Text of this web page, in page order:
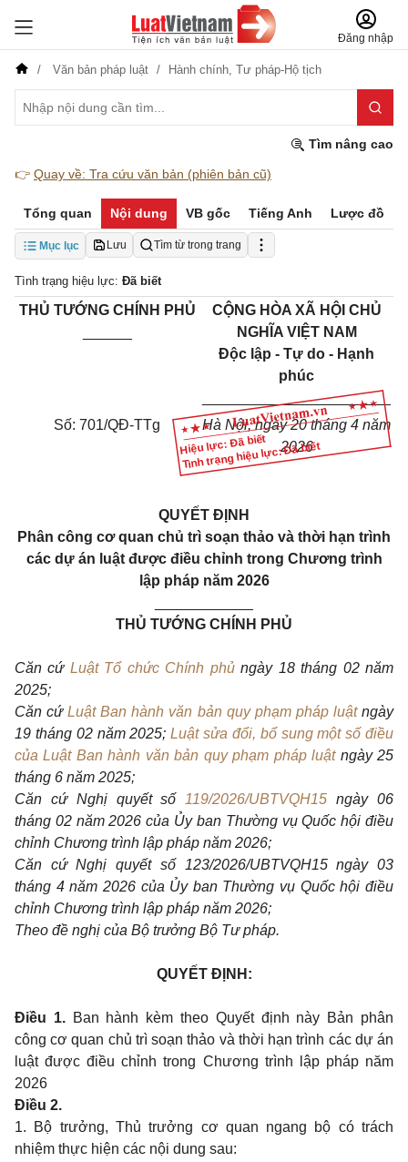
Đăng nhập
Văn bản pháp luật Hành chính, Tư pháp-Hộ tịch
Tìm nâng cao
👉 Quay về: Tra cứu văn bản (phiên bản cũ)
Tổng quan Nội dung VB gốc Tiếng Anh Lược đồ
Mục lục Lưu Tìm từ trong trang
Tình trạng hiệu lực: Đã biết
Hiệu lực: Đã biết
Tình trạng hiệu lực: Đã biết
THỦ TƯỚNG CHÍNH PHỦ
CỘNG HÒA XÃ HỘI CHỦ
NGHĨA VIỆT NAM
Độc lập - Tự do - Hạnh
phúc
_______________________
Số: 701/QĐ-TTg
Hà Nội, ngày 20 tháng 4 năm
2026
QUYẾT ĐỊNH
Phân công cơ quan chủ trì soạn thảo và thời hạn trình
các dự án luật được điều chỉnh trong Chương trình
lập pháp năm 2026
THỦ TƯỚNG CHÍNH PHỦ
Căn cứ Luật Tổ chức Chính phủngày 18 tháng 02 năm
2025;
Căn cứLuật Ban hành văn bản quy phạm pháp luậtngày
19 tháng 02 năm 2025; Luật sửa đổi, bổ sung một số điều
của Luật Ban hành văn bản quy phạm pháp luật ngày 25
tháng 6 năm 2025;
Căn cứ Nghị quyết số 119/2026/UBTVQH15 ngày 06
tháng 02 năm 2026 của Ủy ban Thường vụ Quốc hội điều
chỉnh Chương trình lập pháp năm 2026;
Căn cứ Nghị quyết số 123/2026/UBTVQH15 ngày 03
tháng 4 năm 2026 của Ủy ban Thường vụ Quốc hội điều
chỉnh Chương trình lập pháp năm 2026;
Theo đề nghị của Bộ trưởng Bộ Tư pháp.
QUYẾT ĐỊNH:
Điều 1.Ban hành kèm theo Quyết định này Bản phân
công cơ quan chủ trì soạn thảo và thời hạn trình các dự án
luật được điều chỉnh trong Chương trình lập pháp năm
2026
Điều 2.
1. Bộ trưởng, Thủ trưởng cơ quan ngang bộ có trách
nhiệm thực hiện các nội dung sau: